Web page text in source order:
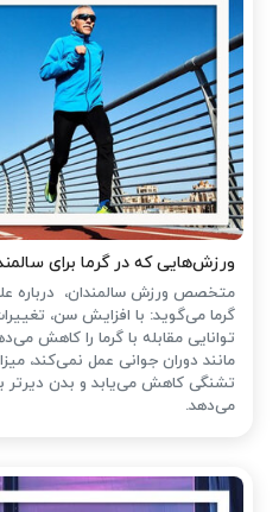
ورزش‌هایی که در گرما برای
متخصص ورزش سالمندان، درباره
گرما می‌گوید: با افزایش سن،
توانایی مقابله با گرما را کاهش
مانند دوران جوانی عمل نمی‌کند،
تشنگی کاهش می‌یابد و بدن دیرتر
می‌دهد.